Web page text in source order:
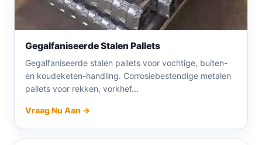
Gegalfaniseerde Stalen Pallets
Gegalfaniseerde stalen pallets voor vochtige, buiten-
en koudeketen-handling. Corrosiebestendige metalen
pallets voor rekken, vorkhef...
Vraag Nu Aan →